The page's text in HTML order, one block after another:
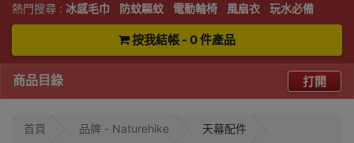
熱門搜尋 : 冰感毛巾 防蚊驅蚊 電動輪椅 風扇衣 玩水必備
按我結帳 - 0 件產品
商品目錄 打開
首頁 品牌 - Naturehike 天幕配件